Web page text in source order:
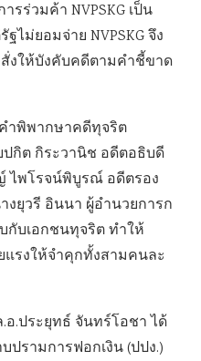
ร่วมค้า NVPSKG เป็น
ไม่ยอมจ่าย NVPSKG จึง
งให้บังคับคดีตามคำชี้ขาด
ำพิพากษาคดีทุจริต
กิต กิระวานิช อดีตอธิบดี
พโรจน์พิบูรณ์ อดีตรอง
ยุวรี อินนา ผู้อำนวยการก
บเอกชนทุจริต ทำให้
แรงให้จำคุกทั้งสามคนละ
.ประยุทธ์ จันทร์โอชา ได้
ปรามการฟอกเงิน (ปปง.)